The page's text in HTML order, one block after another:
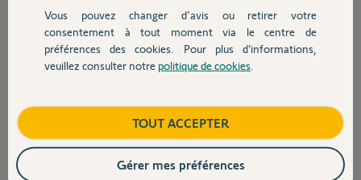
Devis avec un pro
Contact
Participer au fil de discussion
Bonsoir Phil
modules ne sont pas en Zigbee 3 mais en Zigbee 1.2.
Vous pouvez changer d'avis ou retirer votre
consentement à tout moment via le centre de
préférences des cookies. Pour plus d’informations,
veuillez consulter notre politique de cookies
TOUT ACCEPTER
Gérer mes préférences